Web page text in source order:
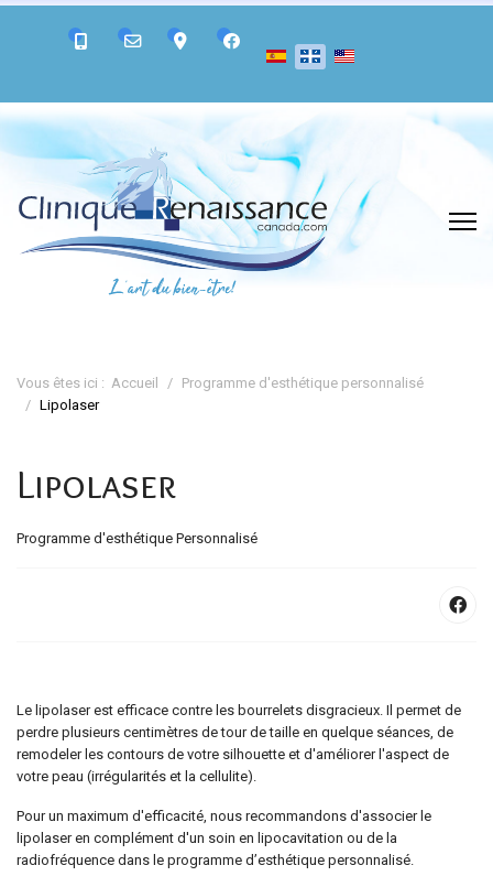
Vous êtes ici : Accueil
Programme d'esthétique personnalisé
Lipolaser
Lipolaser
Programme d'esthétique Personnalisé
Le lipolaser est efficace contre les bourrelets disgracieux. Il permet de
perdre plusieurs centimètres de tour de taille en quelque séances, de
remodeler les contours de votre silhouette et d'améliorer l'aspect de
votre peau (irrégularités et la cellulite).
Pour un maximum d'efficacité, nous recommandons d'associer le
lipolaser en complément d'un soin en lipocavitation ou de la
radiofréquence dans le programme d’esthétique personnalisé.